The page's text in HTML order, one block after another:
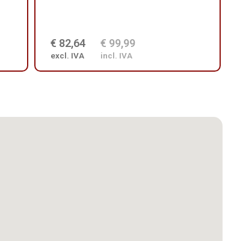
€ 82,64
excl. IVA
€ 99,99
incl. IVA